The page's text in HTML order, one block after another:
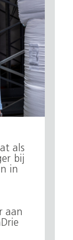
als
bij
in
aan